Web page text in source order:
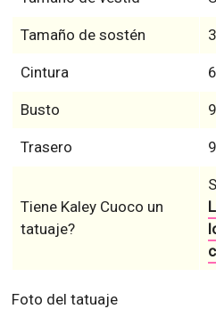
Tamaño de sostén
Cintura
Busto
Trasero
Tiene Kaley Cuoco un
tatuaje?
Foto del tatuaje